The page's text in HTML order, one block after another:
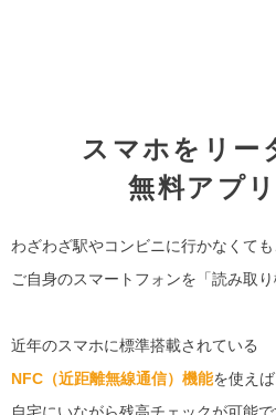
スマホをリー
無料アプ
わざわざ駅やコンビニに行かなくても
ご自身のスマートフォンを「読み取り
近年のスマホに標準搭載されている
NFC（近距離無線通信）機能を使えば